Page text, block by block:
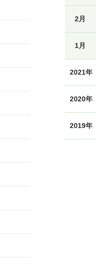
2月
1月
2021年
2020年
2019年